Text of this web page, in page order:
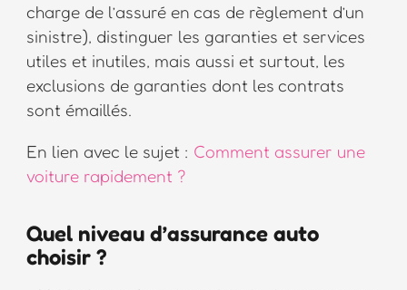
charge de l’assuré en cas de règlement d’un
sinistre), distinguer les garanties et services
utiles et inutiles, mais aussi et surtout, les
exclusions de garanties dont les contrats
sont émaillés.
En lien avec le sujet : Comment assurer une
voiture rapidement ?
Quel niveau d’assurance auto
choisir ?